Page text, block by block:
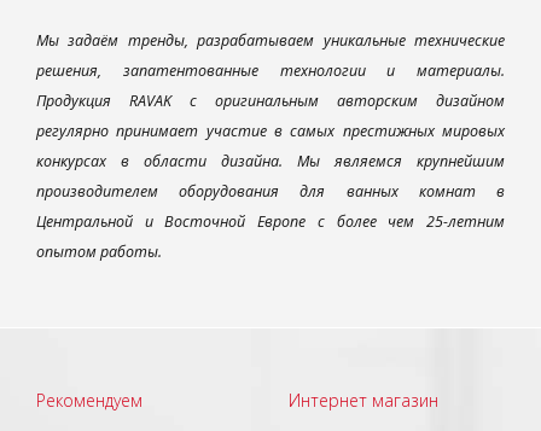
Мы задаём тренды, разрабатываем уникальные технические
решения, запатентованные технологии и материалы.
Продукция RAVAK с оригинальным авторским дизайном
регулярно принимает участие в самых престижных мировых
конкурсах в области дизайна. Мы являемся крупнейшим
производителем оборудования для ванных комнат в
Центральной и Восточной Европе с более чем 25-летним
опытом работы.
Рекомендуем Интернет магазин